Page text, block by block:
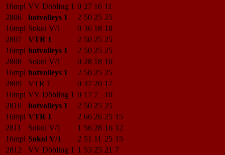
16mpl VV Döbling 1 0 27 16 11
2806
hotvolleys 1 2 50 25 25
16mpl Sokol V/1 0 36 18 18
2807
VTR 1 2 50 25 25
16mpl hotvolleys 1 2 50 25 25
2808
Sokol V/1 0 28 18 10
16mpl hotvolleys 1 2 50 25 25
2809
VTR 1 0 37 20 17
16mpl VV Döbling 1 0 17 7
10
2810
hotvolleys 1 2 50 25 25
16mpl VTR 1 2 66 26 25 15
2811
Sokol V/1 1 56 28 16 12
16mpl Sokol V/1 2 51 11 25 15
2812
VV Döbling 1 1 53 25 21 7